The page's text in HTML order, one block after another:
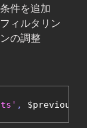
件を追加
ィルタリン
の調整
,